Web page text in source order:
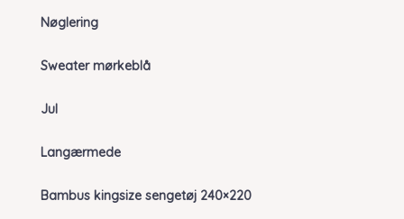
Nøglering
Sweater mørkeblå
Jul
Langærmede
Bambus kingsize sengetøj 240×220